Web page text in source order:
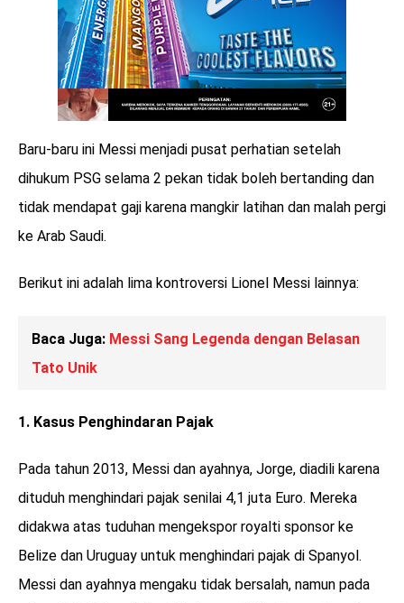
Baru-baru ini Messi menjadi pusat perhatian setelah
dihukum PSG selama 2 pekan tidak boleh bertanding dan
tidak mendapat gaji karena mangkir latihan dan malah pergi
ke Arab Saudi.
Berikut ini adalah lima kontroversi Lionel Messi lainnya:
Baca Juga: Messi Sang Legenda dengan Belasan
Tato Unik
1. Kasus Penghindaran Pajak
Pada tahun 2013, Messi dan ayahnya, Jorge, diadili karena
dituduh menghindari pajak senilai 4,1 juta Euro. Mereka
didakwa atas tuduhan mengekspor royalti sponsor ke
Belize dan Uruguay untuk menghindari pajak di Spanyol.
Messi dan ayahnya mengaku tidak bersalah, namun pada